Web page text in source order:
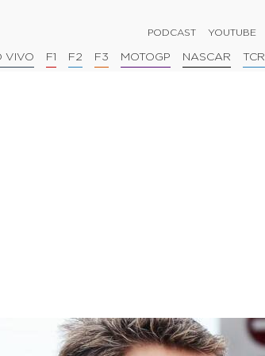
PODCAST YOUTUBE
VIVO F1 F2 F3 MOTOGP NASCAR TCR